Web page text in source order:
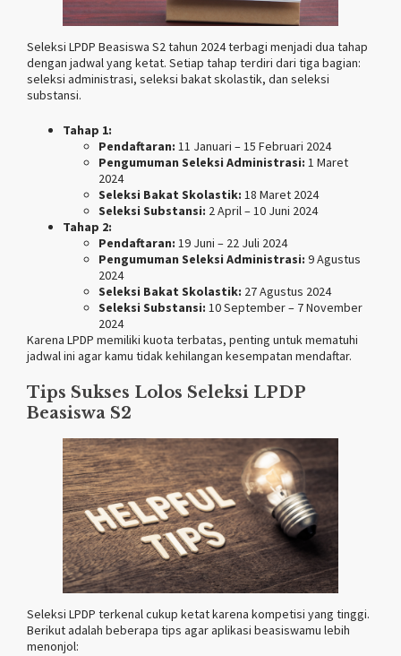
Seleksi LPDP Beasiswa S2 tahun 2024 terbagi menjadi dua tahap
dengan jadwal yang ketat. Setiap tahap terdiri dari tiga bagian:
seleksi administrasi, seleksi bakat skolastik, dan seleksi
substansi.
Tahap 1:
Pendaftaran: 11 Januari – 15 Februari 2024
Pengumuman Seleksi Administrasi: 1 Maret
2024
Seleksi Bakat Skolastik: 18 Maret 2024
Seleksi Substansi: 2 April – 10 Juni 2024
Tahap 2:
Pendaftaran: 19 Juni – 22 Juli 2024
Pengumuman Seleksi Administrasi: 9 Agustus
2024
Seleksi Bakat Skolastik: 27 Agustus 2024
Seleksi Substansi: 10 September – 7 November
2024​
Karena LPDP memiliki kuota terbatas, penting untuk mematuhi
jadwal ini agar kamu tidak kehilangan kesempatan mendaftar.
Tips Sukses Lolos Seleksi LPDP
Beasiswa S2
Seleksi LPDP terkenal cukup ketat karena kompetisi yang tinggi.
Berikut adalah beberapa tips agar aplikasi beasiswamu lebih
menonjol: